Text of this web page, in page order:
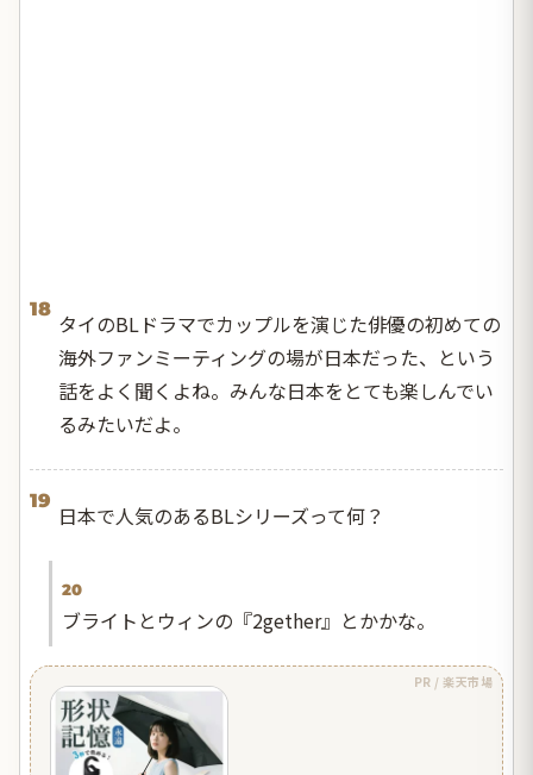
18
タイのBLドラマでカップルを演じた俳優の初めての
海外ファンミーティングの場が日本だった、という
話をよく聞くよね。みんな日本をとても楽しんでい
るみたいだよ。
19
日本で人気のあるBLシリーズって何？
20
ブライトとウィンの『2gether』とかかな。
PR / 楽天市場